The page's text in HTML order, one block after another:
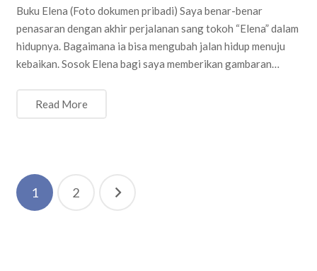
Buku Elena (Foto dokumen pribadi) Saya benar-benar
penasaran dengan akhir perjalanan sang tokoh “Elena” dalam
hidupnya. Bagaimana ia bisa mengubah jalan hidup menuju
kebaikan. Sosok Elena bagi saya memberikan gambaran…
Read More
Posts
navigation
1 2